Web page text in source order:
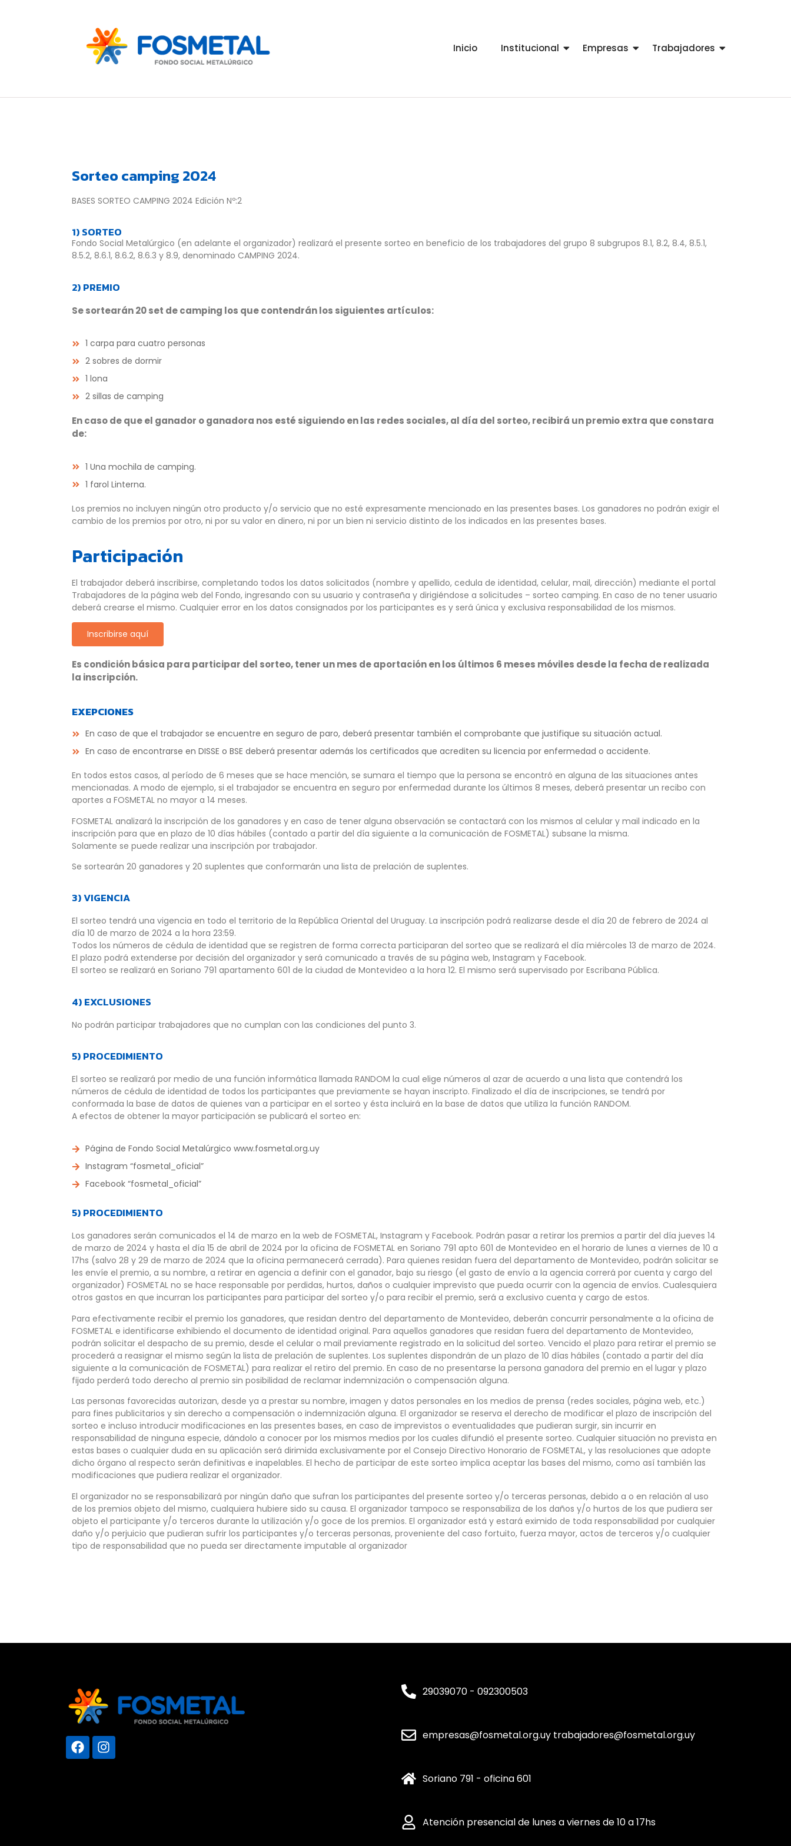
Inicio Institucional Empresas Trabajadores
Sorteo camping 2024
BASES SORTEO CAMPING 2024 Edición Nº:2
1) SORTEO
Fondo Social Metalúrgico (en adelante el organizador) realizará el presente sorteo en beneficio de los trabajadores del grupo 8 subgrupos 8.1, 8.2, 8.4, 8.5.1,
8.5.2, 8.6.1, 8.6.2, 8.6.3 y 8.9, denominado CAMPING 2024.
2) PREMIO
Se sortearán 20 set de camping los que contendrán los siguientes artículos:
1 carpa para cuatro personas
2 sobres de dormir
1 lona
2 sillas de camping
En caso de que el ganador o ganadora nos esté siguiendo en las redes sociales, al día del sorteo, recibirá un premio extra que constara
de:
1 Una mochila de camping.
1 farol Linterna.
Los premios no incluyen ningún otro producto y/o servicio que no esté expresamente mencionado en las presentes bases. Los ganadores no podrán exigir el
cambio de los premios por otro, ni por su valor en dinero, ni por un bien ni servicio distinto de los indicados en las presentes bases.
Participación
El trabajador deberá inscribirse, completando todos los datos solicitados (nombre y apellido, cedula de identidad, celular, mail, dirección) mediante el portal
Trabajadores de la página web del Fondo, ingresando con su usuario y contraseña y dirigiéndose a solicitudes – sorteo camping. En caso de no tener usuario
deberá crearse el mismo. Cualquier error en los datos consignados por los participantes es y será única y exclusiva responsabilidad de los mismos.
Inscribirse aquí
Es condición básica para participar del sorteo, tener un mes de aportación en los últimos 6 meses móviles desde la fecha de realizada
la inscripción.
EXEPCIONES
En caso de que el trabajador se encuentre en seguro de paro, deberá presentar también el comprobante que justifique su situación actual.
En caso de encontrarse en DISSE o BSE deberá presentar además los certificados que acrediten su licencia por enfermedad o accidente.
En todos estos casos, al período de 6 meses que se hace mención, se sumara el tiempo que la persona se encontró en alguna de las situaciones antes
mencionadas. A modo de ejemplo, si el trabajador se encuentra en seguro por enfermedad durante los últimos 8 meses, deberá presentar un recibo con
aportes a FOSMETAL no mayor a 14 meses.
FOSMETAL analizará la inscripción de los ganadores y en caso de tener alguna observación se contactará con los mismos al celular y mail indicado en la
inscripción para que en plazo de 10 días hábiles (contado a partir del día siguiente a la comunicación de FOSMETAL) subsane la misma.
Solamente se puede realizar una inscripción por trabajador.
Se sortearán 20 ganadores y 20 suplentes que conformarán una lista de prelación de suplentes.
3) VIGENCIA
El sorteo tendrá una vigencia en todo el territorio de la República Oriental del Uruguay. La inscripción podrá realizarse desde el día 20 de febrero de 2024 al
día 10 de marzo de 2024 a la hora 23:59.
Todos los números de cédula de identidad que se registren de forma correcta participaran del sorteo que se realizará el día miércoles 13 de marzo de 2024.
El plazo podrá extenderse por decisión del organizador y será comunicado a través de su página web, Instagram y Facebook.
El sorteo se realizará en Soriano 791 apartamento 601 de la ciudad de Montevideo a la hora 12. El mismo será supervisado por Escribana Pública.
4) EXCLUSIONES
No podrán participar trabajadores que no cumplan con las condiciones del punto 3.
5) PROCEDIMIENTO
El sorteo se realizará por medio de una función informática llamada RANDOM la cual elige números al azar de acuerdo a una lista que contendrá los
números de cédula de identidad de todos los participantes que previamente se hayan inscripto. Finalizado el día de inscripciones, se tendrá por
conformada la base de datos de quienes van a participar en el sorteo y ésta incluirá en la base de datos que utiliza la función RANDOM.
A efectos de obtener la mayor participación se publicará el sorteo en:
Página de Fondo Social Metalúrgico www.fosmetal.org.uy
Instagram “fosmetal_oficial”
Facebook “fosmetal_oficial”
5) PROCEDIMIENTO
Los ganadores serán comunicados el 14 de marzo en la web de FOSMETAL, Instagram y Facebook. Podrán pasar a retirar los premios a partir del día jueves 14
de marzo de 2024 y hasta el día 15 de abril de 2024 por la oficina de FOSMETAL en Soriano 791 apto 601 de Montevideo en el horario de lunes a viernes de 10 a
17hs (salvo 28 y 29 de marzo de 2024 que la oficina permanecerá cerrada). Para quienes residan fuera del departamento de Montevideo, podrán solicitar se
les envíe el premio, a su nombre, a retirar en agencia a definir con el ganador, bajo su riesgo (el gasto de envío a la agencia correrá por cuenta y cargo del
organizador) FOSMETAL no se hace responsable por perdidas, hurtos, daños o cualquier imprevisto que pueda ocurrir con la agencia de envíos. Cualesquiera
otros gastos en que incurran los participantes para participar del sorteo y/o para recibir el premio, será a exclusivo cuenta y cargo de estos.
Para efectivamente recibir el premio los ganadores, que residan dentro del departamento de Montevideo, deberán concurrir personalmente a la oficina de
FOSMETAL e identificarse exhibiendo el documento de identidad original. Para aquellos ganadores que residan fuera del departamento de Montevideo,
podrán solicitar el despacho de su premio, desde el celular o mail previamente registrado en la solicitud del sorteo. Vencido el plazo para retirar el premio se
procederá a reasignar el mismo según la lista de prelación de suplentes. Los suplentes dispondrán de un plazo de 10 días hábiles (contado a partir del día
siguiente a la comunicación de FOSMETAL) para realizar el retiro del premio. En caso de no presentarse la persona ganadora del premio en el lugar y plazo
fijado perderá todo derecho al premio sin posibilidad de reclamar indemnización o compensación alguna.
Las personas favorecidas autorizan, desde ya a prestar su nombre, imagen y datos personales en los medios de prensa (redes sociales, página web, etc.)
para fines publicitarios y sin derecho a compensación o indemnización alguna. El organizador se reserva el derecho de modificar el plazo de inscripción del
sorteo e incluso introducir modificaciones en las presentes bases, en caso de imprevistos o eventualidades que pudieran surgir, sin incurrir en
responsabilidad de ninguna especie, dándolo a conocer por los mismos medios por los cuales difundió el presente sorteo. Cualquier situación no prevista en
estas bases o cualquier duda en su aplicación será dirimida exclusivamente por el Consejo Directivo Honorario de FOSMETAL, y las resoluciones que adopte
dicho órgano al respecto serán definitivas e inapelables. El hecho de participar de este sorteo implica aceptar las bases del mismo, como así también las
modificaciones que pudiera realizar el organizador.
El organizador no se responsabilizará por ningún daño que sufran los participantes del presente sorteo y/o terceras personas, debido a o en relación al uso
de los premios objeto del mismo, cualquiera hubiere sido su causa. El organizador tampoco se responsabiliza de los daños y/o hurtos de los que pudiera ser
objeto el participante y/o terceros durante la utilización y/o goce de los premios. El organizador está y estará eximido de toda responsabilidad por cualquier
daño y/o perjuicio que pudieran sufrir los participantes y/o terceras personas, proveniente del caso fortuito, fuerza mayor, actos de terceros y/o cualquier
tipo de responsabilidad que no pueda ser directamente imputable al organizador
29039070 - 092300503
empresas@fosmetal.org.uy trabajadores@fosmetal.org.uy
Soriano 791 - oficina 601
Atención presencial de lunes a viernes de 10 a 17hs